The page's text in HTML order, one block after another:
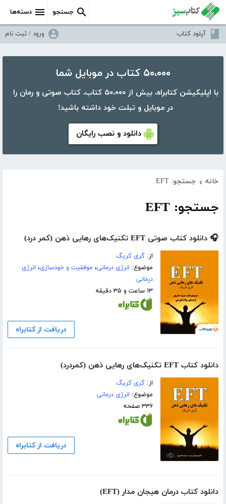
دسته‌ها جستجو
آپلود کتاب ورود / ثبت نام
۵۰،۰۰۰ کتاب در موبایل شما
با اپلیکیشن کتابراه، بیش از ۵۰،۰۰۰ کتاب، کتاب صوتی و رمان را
در موبایل و تبلت خود داشته باشید!
دانلود و نصب رایگان
خانه › جستجو: EFT
جستجو: EFT
🎧 دانلود کتاب صوتی EFT تکنیک‌های رهایی ذهن (کمر درد)
از:گری کریگ
موضوع: انرژی درمانی، موفقیت و خودسازی، انرژی
درمانی
۱۳ ساعت و ۳۵ دقیقه
دریافت از کتابراه
دانلود کتاب EFT تکنیک‌های رهایی ذهن (کمردرد)
از:گری کریگ
موضوع: انرژی درمانی
۳۳۶ صفحه
دریافت از کتابراه
دانلود کتاب درمان هیجان مدار (EFT)